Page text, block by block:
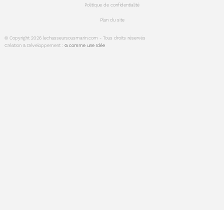
© Copyright 2026 lechasseursousmarin.com - Tous droits réservés
Création & Développement :G comme une idée
Politique de confidentialité
Plan du site